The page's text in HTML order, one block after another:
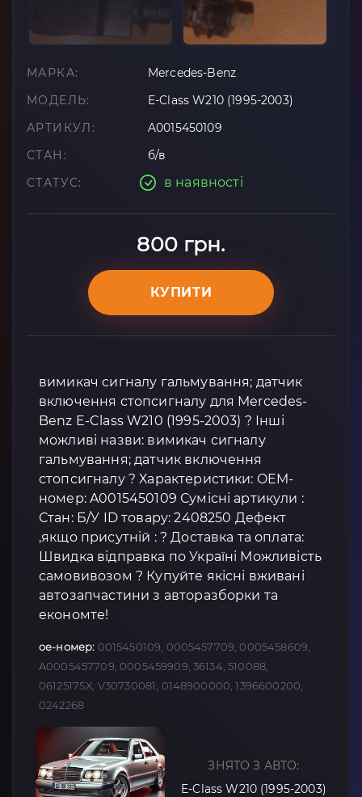
МАРКА:
Mercedes-Benz
МОДЕЛЬ:
E-Class W210 (1995-2003)
АРТИКУЛ:
A0015450109
СТАН:
б/в
СТАТУС:
в наявності
800 грн.
КУПИТИ
вимикач сигналу гальмування; датчик
включення стопсигналу для Mercedes-
Benz E-Class W210 (1995-2003) ? Інші
можливі назви: вимикач сигналу
гальмування; датчик включення
стопсигналу ? Характеристики: OEM-
номер: A0015450109 Сумісні артикули :
Стан: Б/У ID товару: 2408250 Дефект
,якщо присутній : ? Доставка та оплата:
Швидка відправка по Україні Можливість
самовивозом ? Купуйте якісні вживані
автозапчастини з авторазборки та
економте!
oe-номер: 0015450109, 0005457709, 0005458609,
A0005457709, 0005459909, 36134, 510088,
0612517SX, V30730081, 0148900000, 1396600200,
0242268
ЗНЯТО З АВТО:
E-Class W210 (1995-2003)